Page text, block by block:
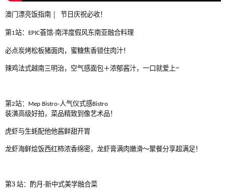
澳门漂亮饭指南 | 节日庆祝必收！
第1站： EPIC荟馆-南洋度假风东南亚融合料理
必点炭烤松板猪面肉，蜜糖焦香锁住肉汁！
辣鸡法式越南三明治，空气感面包＋浓郁酱汁，一口就爱上~
第2站： Mep Bistro-人气仪式感Bistro
装潢高级好拍，菜品精致到像艺术品！
虎虾与生蚝配他他酱鲜甜开胃
龙虾海鲜烩饭西红柿浓香绵密，龙虾膏满肉嫩滑～聚餐分享超满足！
第3 站：酌月 -新中式美学融合菜